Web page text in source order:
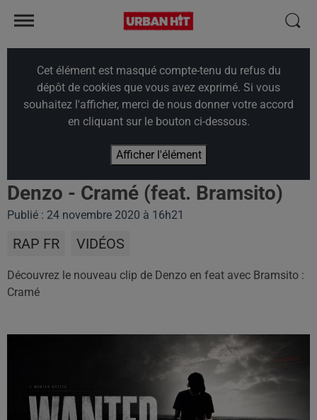
Cet élément est masqué compte-tenu du refus du
dépôt de cookies que vous avez exprimé. Si vous
souhaitez l'afficher, merci de nous donner votre accord
en cliquant sur le bouton ci-dessous.
Afficher l'élément
Denzo - Cramé (feat. Bramsito)
Publié : 24 novembre 2020 à 16h21
RAP FR VIDÉOS
Découvrez le nouveau clip de Denzo en feat avec Bramsito :
Cramé